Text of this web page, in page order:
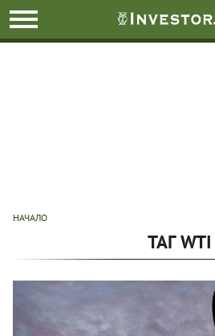
НАЧАЛО
ТАГ WTI